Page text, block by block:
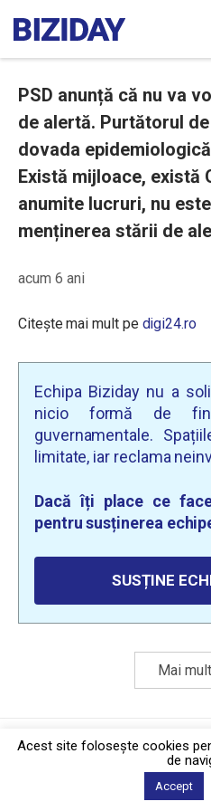
PSD anunță că nu va
de alertă. Purtătorul
dovada
Există mijloace, există
anumite lucruri, nu
menținerea stării de
acum 6 ani
Citește mai mult pe digi24.ro
Echipa Biziday nu a
nicio formă de
guvernamentale.
limitate, iar reclama
Dacă îți place ce
pentru susținerea
SUSȚINE
Mai
Politica de
2026 ©
Acest site foloseşte cookies
de
Accept